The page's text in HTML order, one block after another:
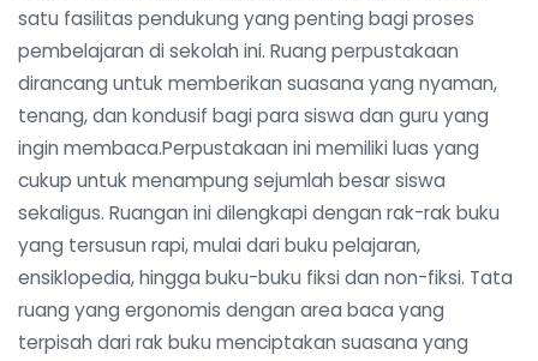
satu fasilitas pendukung yang penting bagi proses
pembelajaran di sekolah ini. Ruang perpustakaan
dirancang untuk memberikan suasana yang nyaman,
tenang, dan kondusif bagi para siswa dan guru yang
ingin membaca.Perpustakaan ini memiliki luas yang
cukup untuk menampung sejumlah besar siswa
sekaligus. Ruangan ini dilengkapi dengan rak-rak buku
yang tersusun rapi, mulai dari buku pelajaran,
ensiklopedia, hingga buku-buku fiksi dan non-fiksi. Tata
ruang yang ergonomis dengan area baca yang
terpisah dari rak buku menciptakan suasana yang